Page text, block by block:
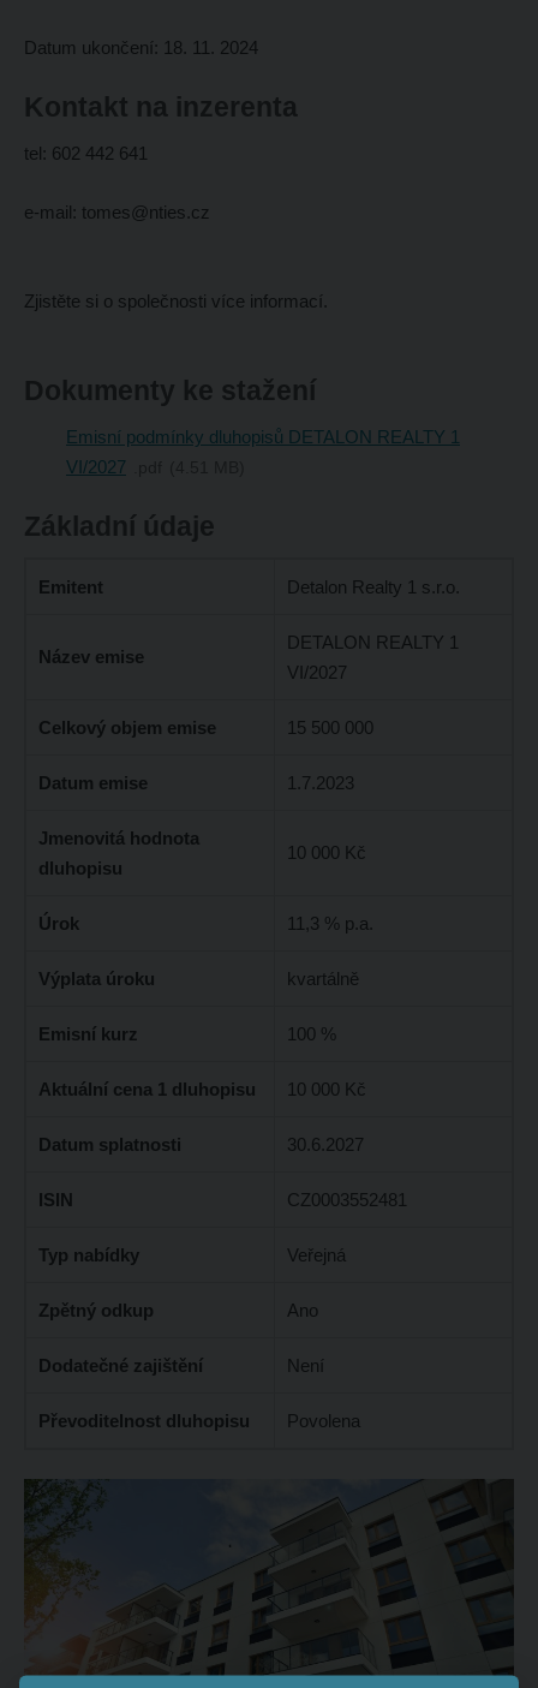
Datum ukončení: 18. 11. 2024
Kontakt na inzerenta
tel: 602 442 641
e-mail: tomes@nties.cz
Zjistěte si o společnosti více informací.
Dokumenty ke stažení
Emisní podmínky dluhopisů DETALON REALTY 1
VI/2027
Základní údaje
Emitent Detalon Realty 1 s.r.o.
Název emise
DETALON REALTY 1
VI/2027
Celkový objem emise 15 500 000
Datum emise 1.7.2023
Jmenovitá hodnota
dluhopisu
10 000 Kč
Úrok 11,3 % p.a.
Výplata úroku kvartálně
Emisní kurz 100 %
Aktuální cena 1 dluhopisu 10 000 Kč
Datum splatnosti 30.6.2027
ISIN CZ0003552481
Typ nabídky Veřejná
Zpětný odkup Ano
Dodatečné zajištění Není
Převoditelnost dluhopisu Povolena